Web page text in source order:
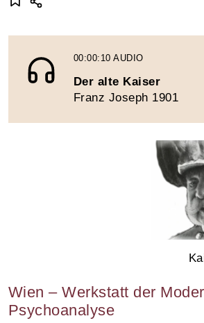
00:00:10AUDIO
Der alte Kaiser
Franz Joseph 1901
Wien – Werkstatt der
Psychoanalyse